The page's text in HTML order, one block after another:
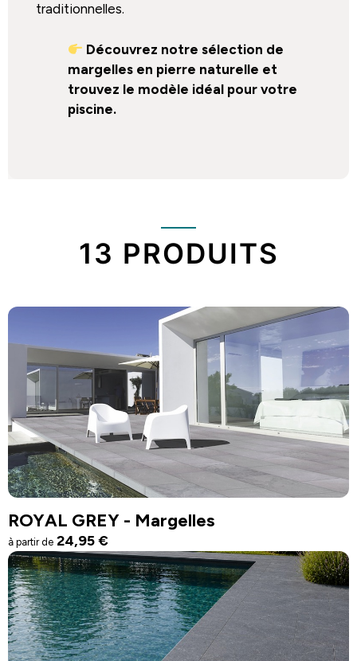
traditionnelles.
Découvrez notre sélection de
margelles en pierre naturelle et
trouvez le modèle idéal pour votre
piscine.
13 PRODUITS
ROYAL GREY - Margelles
à partir de 24,95€